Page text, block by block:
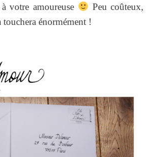
votre amoureuse
Peu coûteux,
énormément !